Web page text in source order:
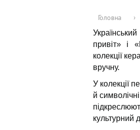
Головна ›
привіт» і
колекції
вручну.
У колекції
й
культурний